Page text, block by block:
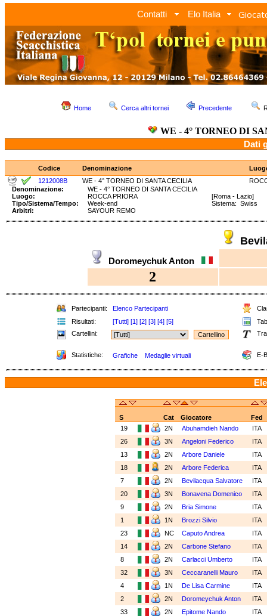
Contatti Elo Italia
Home Cerca altri tornei Precedente
WE - 4° TORNEO DI
Dati
Codice Denominazione
1212008B
WE - 4° TORNEO DI SANTA CECILIA
Denominazione:
WE - 4° TORNEO DI SANTA CECILIA
Luogo:
ROCCA PRIORA
[Roma - Lazio]
Tipo/Sistema/Tempo:
Week-end
Sistema: Swiss
Arbitri:
SAYOUR REMO
Doromeychuk Anton
2
Partecipanti: Elenco Partecipanti
Risultati:
[Tutti] [1] [2] [3] [4] [5]
Cartellini:
Statistiche: Grafiche Medaglie virtuali E-
S Cat Giocatore
Fed
19
2N Abuhamdieh Nando
ITA
26
3N Angeloni Federico
ITA
13
2N Arbore Daniele
ITA
18
2N Arbore Federica
ITA
7
2N Bevilacqua Salvatore
ITA
20
3N Bonavena Domenico
ITA
9
2N Bria Simone
ITA
1
1N Brozzi Silvio
ITA
23
NC Caputo Andrea
ITA
14
2N Carbone Stefano
ITA
8
2N Carlacci Umberto
ITA
32
3N Ceccaranelli Mauro
ITA
4
1N De Lisa Carmine
ITA
2
2N Doromeychuk Anton
ITA
33
2N Epitome Nando
ITA